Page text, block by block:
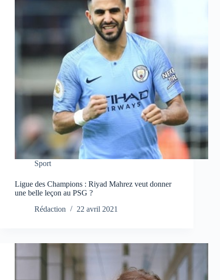
Sport
Ligue des Champions : Riyad Mahrez veut donner
une belle leçon au PSG ?
Rédaction
22 avril 2021